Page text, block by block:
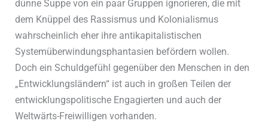
dünne Suppe von ein paar Gruppen ignorieren, die mit
dem Knüppel des Rassismus und Kolonialismus
wahrscheinlich eher ihre antikapitalistischen
Systemüberwindungsphantasien befördern wollen.
Doch ein Schuldgefühl gegenüber den Menschen in den
„Entwicklungsländern“ ist auch in großen Teilen der
entwicklungspolitische Engagierten und auch der
Weltwärts-Freiwilligen vorhanden.